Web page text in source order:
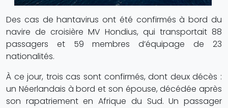
Des cas de hantavirus ont été confirmés à bord du
navire de croisière MV Hondius, qui transportait 88
passagers et 59 membres d’équipage de 23
nationalités.
À ce jour, trois cas sont confirmés, dont deux décès :
un Néerlandais à bord et son épouse, décédée après
son rapatriement en Afrique du Sud. Un passager